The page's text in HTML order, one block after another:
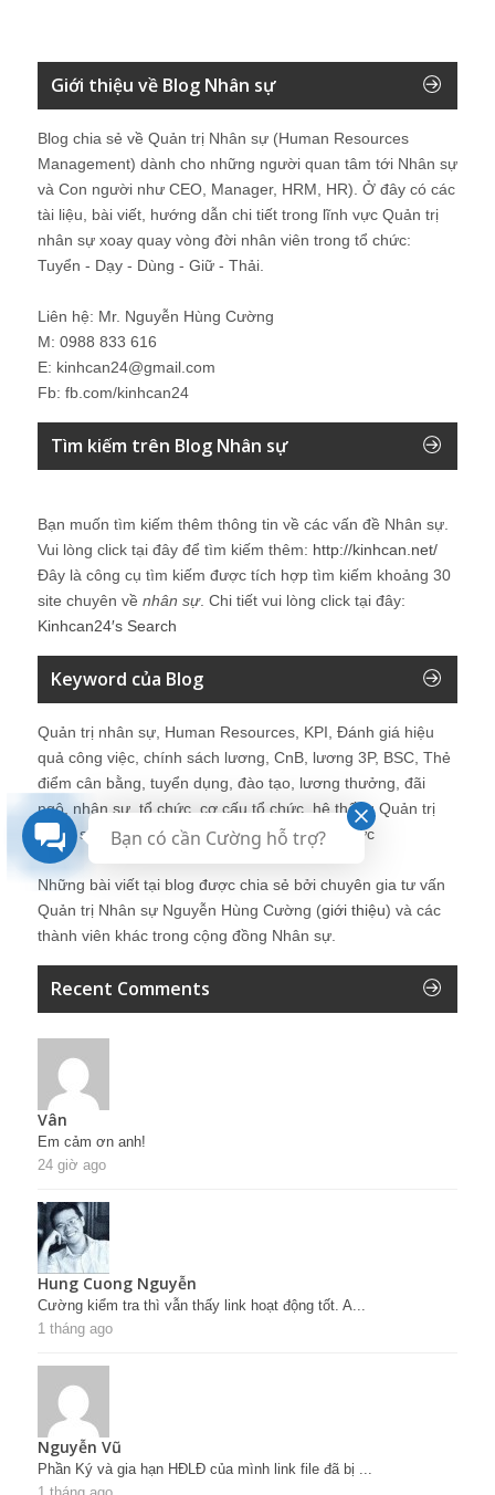
Giới thiệu về Blog Nhân sự
Blog chia sẻ về Quản trị Nhân sự (Human Resources
Management) dành cho những người quan tâm tới Nhân sự
và Con người như CEO, Manager, HRM, HR). Ở đây có các
tài liệu, bài viết, hướng dẫn chi tiết trong lĩnh vực Quản trị
nhân sự xoay quay vòng đời nhân viên trong tổ chức:
Tuyển - Dạy - Dùng - Giữ - Thải.
Liên hệ: Mr. Nguyễn Hùng Cường
M: 0988 833 616
E: kinhcan24@gmail.com
Fb: fb.com/kinhcan24
Tìm kiếm trên Blog Nhân sự
Bạn muốn tìm kiếm thêm thông tin về các vấn đề Nhân sự
Vui lòng click tại đây để tìm kiếm thêm: http://kinhcan.net/
Đây là công cụ tìm kiếm được tích hợp tìm kiếm khoảng 30
site chuyên về nhân sự. Chi tiết vui lòng click tại đây:
Kinhcan24′s Search
Keyword của Blog
Quản trị nhân sự, Human Resources, KPI, Đánh giá hiệu
quả công việc, chính sách lương, CnB, lương 3P, BSC, Thẻ
điểm cân bằng, tuyển dụng, đào tạo, lương thưởng, đãi
ngộ, nhân sự, tổ chức, cơ cấu tổ chức, hệ thống Quản trị
Nhân sự, trưởng phòng Nhân sự, tái tạo tổ chức
Những bài viết tại blog được chia sẻ bởi chuyên gia tư vấn
Quản trị Nhân sự Nguyễn Hùng Cường (giới thiệu) và các
thành viên khác trong cộng đồng Nhân sự.
Recent Comments
Vân
Em cảm ơn anh!
24 giờ ago
Hung Cuong Nguyễn
Cường kiểm tra thì vẫn thấy link hoạt động tốt. A...
1 tháng ago
Nguyễn Vũ
Phần Ký và gia hạn HĐLĐ của mình link file đã bị ...
Bạn có cần Cường hỗ trợ?